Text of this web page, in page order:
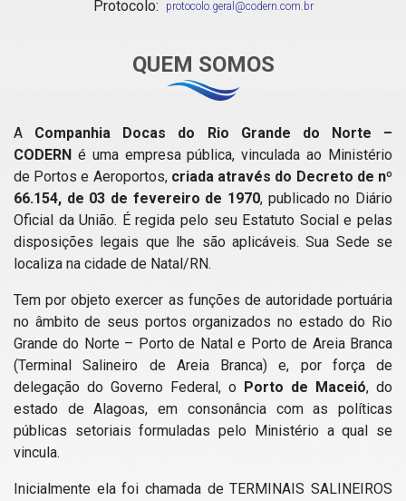
Protocolo: protocolo.geral@codern.com.br
QUEM SOMOS
A Companhia Docas do Rio Grande do Norte –
CODERN é uma empresa pública, vinculada ao Ministério
de Portos e Aeroportos, criada através do Decreto de nº
66.154, de 03 de fevereiro de 1970, publicado no Diário
Oficial da União. É regida pelo seu Estatuto Social e pelas
disposições legais que lhe são aplicáveis. Sua Sede se
localiza na cidade de Natal/RN.
Tem por objeto exercer as funções de autoridade portuária
no âmbito de seus portos organizados no estado do Rio
Grande do Norte – Porto de Natal e Porto de Areia Branca
(Terminal Salineiro de Areia Branca) e, por força de
delegação do Governo Federal, o Porto de Maceió, do
estado de Alagoas, em consonância com as políticas
públicas setoriais formuladas pelo Ministério a qual se
vincula.
Inicialmente ela foi chamada de TERMINAIS SALINEIROS